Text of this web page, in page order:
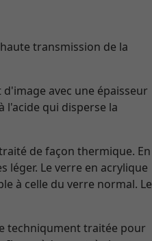
transmission de la
avec une épaisseur
l'acide qui disperse la
de façon thermique. En
léger. Le verre en acrylique
à celle du verre normal. Le
techniqument traitée pour